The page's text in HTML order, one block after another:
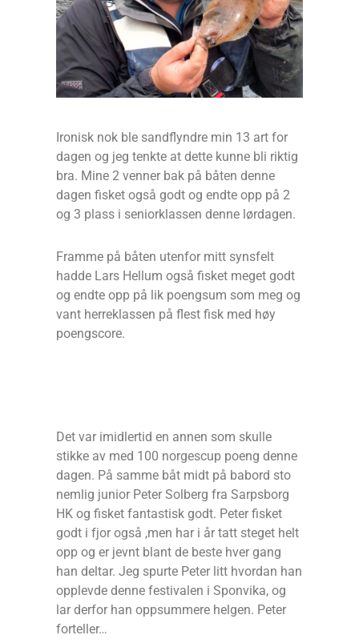
Ironisk nok ble sandflyndre min 13 art for
dagen og jeg tenkte at dette kunne bli riktig
bra. Mine 2 venner bak på båten denne
dagen fisket også godt og endte opp på 2
og 3 plass i seniorklassen denne lørdagen.
Framme på båten utenfor mitt synsfelt
hadde Lars Hellum også fisket meget godt
og endte opp på lik poengsum som meg og
vant herreklassen på flest fisk med høy
poengscore.
Det var imidlertid en annen som skulle
stikke av med 100 norgescup poeng denne
dagen. På samme båt midt på babord sto
nemlig junior Peter Solberg fra Sarpsborg
HK og fisket fantastisk godt. Peter fisket
godt i fjor også ,men har i år tatt steget helt
opp og er jevnt blant de beste hver gang
han deltar. Jeg spurte Peter litt hvordan han
opplevde denne festivalen i Sponvika, og
lar derfor han oppsummere helgen. Peter
forteller…